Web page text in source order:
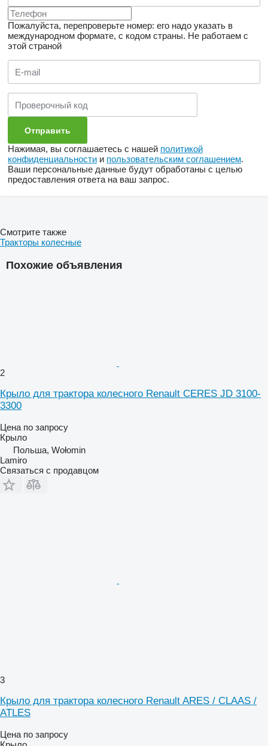
Пожалуйста, перепроверьте номер: его надо указать в
международном формате, с кодом страны. Не работаем с
этой страной
Нажимая, вы соглашаетесь с нашей политикой
конфиденциальности и пользовательским соглашением.
Ваши персональные данные будут обработаны с целью
предоставления ответа на ваш запрос.
Похожие объявления
2
Крыло для трактора колесного Renault CERES JD 3100-
3300
Цена по запросу
Крыло
Польша, Wołomin
Lamiro
Связаться с продавцом
3
Крыло для трактора колесного Renault ARES / CLAAS /
ATLES
Цена по запросу
Смотрите также
Тракторы колесные